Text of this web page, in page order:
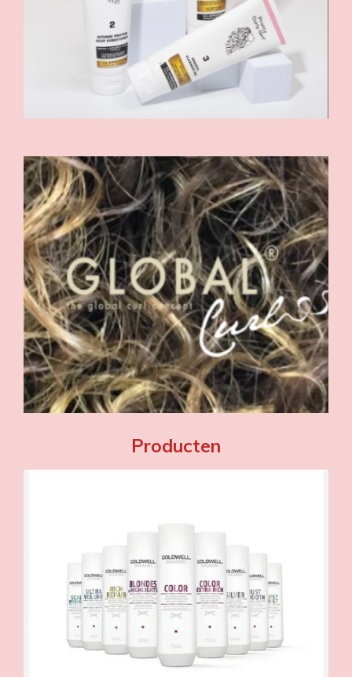
Producten